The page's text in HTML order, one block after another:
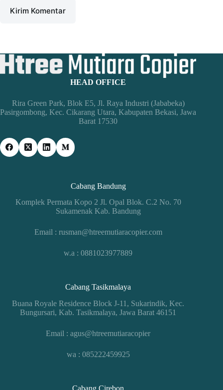
Kirim Komentar
HEAD OFFICE
Rira Green Park, Blok E5, Jl. Raya Industri (Jababeka)
Pasirgombong, Kec. Cikarang Utara, Kabupaten Bekasi, Jawa
Barat 17530
Cabang Bandung
Komplek Permata Kopo 2 Jl. Opal Blok. C.2 No. 70
Sukamenak Kab. Bandung
Email : rusman@htreemutiaracopier.com
w.a : 0881023977889
Cabang Tasikmalaya
Buana Royale Residence Block J-11, Sukarindik, Kec.
Bungursari, Kab. Tasikmalaya, Jawa Barat 46151
Email : agus@htreemutiaracopier
wa : 085222459925